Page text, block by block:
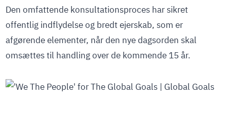
Den omfattende konsultationsproces har sikret
offentlig indflydelse og bredt ejerskab, som er
afgørende elementer, når den nye dagsorden skal
omsættes til handling over de kommende 15 år.